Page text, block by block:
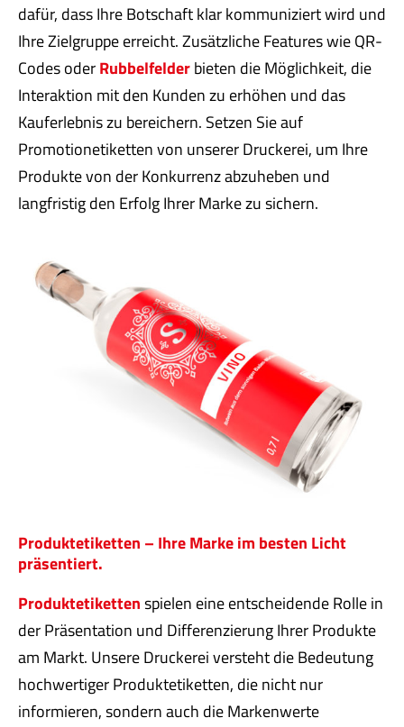
dafür, dass Ihre Botschaft klar kommuniziert wird und
Ihre Zielgruppe erreicht. Zusätzliche Features wie QR-
Codes oderRubbelfelderbieten die Möglichkeit, die
Interaktion mit den Kunden zu erhöhen und das
Kauferlebnis zu bereichern. Setzen Sie auf
Promotionetiketten von unserer Druckerei, um Ihre
Produkte von der Konkurrenz abzuheben und
langfristig den Erfolg Ihrer Marke zu sichern.
Produktetiketten – Ihre Marke im besten Licht
präsentiert.
Produktetikettenspielen eine entscheidende Rolle in
der Präsentation und Differenzierung Ihrer Produkte
am Markt. Unsere Druckerei versteht die Bedeutung
hochwertiger Produktetiketten, die nicht nur
informieren, sondern auch die Markenwerte